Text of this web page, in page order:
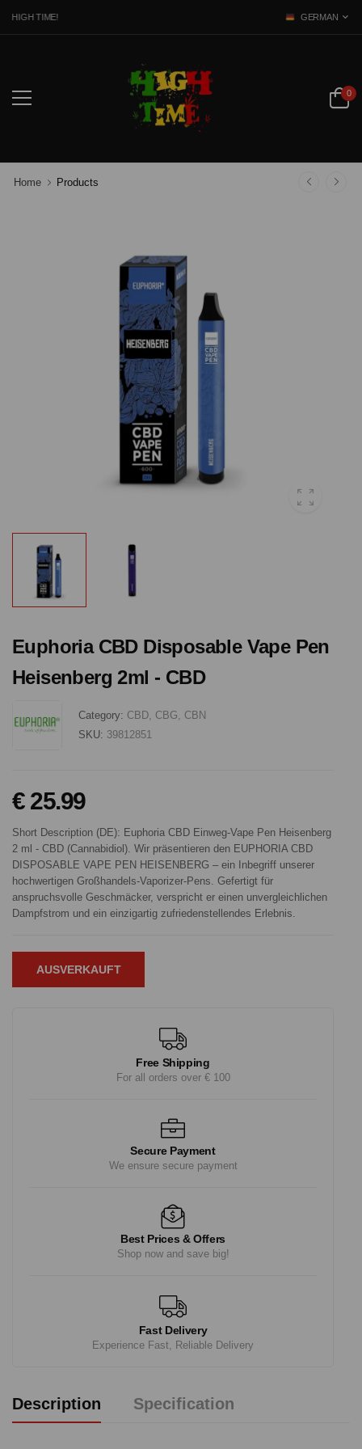
HIGH TIME! GERMAN
0
Home Products
Euphoria CBD Disposable Vape Pen
Heisenberg 2ml - CBD
Category: CBD, CBG, CBN
SKU: 39812851
€ 25.99
Short Description (DE): Euphoria CBD Einweg-Vape Pen Heisenberg
2 ml - CBD (Cannabidiol). Wir präsentieren den EUPHORIA CBD
DISPOSABLE VAPE PEN HEISENBERG – ein Inbegriff unserer
hochwertigen Großhandels-Vaporizer-Pens. Gefertigt für
anspruchsvolle Geschmäcker, verspricht er einen unvergleichlichen
Dampfstrom und ein einzigartig zufriedenstellendes Erlebnis.
AUSVERKAUFT
Free Shipping
For all orders over € 100
Secure Payment
We ensure secure payment
Best Prices & Offers
Shop now and save big!
Fast Delivery
Experience Fast, Reliable Delivery
Description Specification